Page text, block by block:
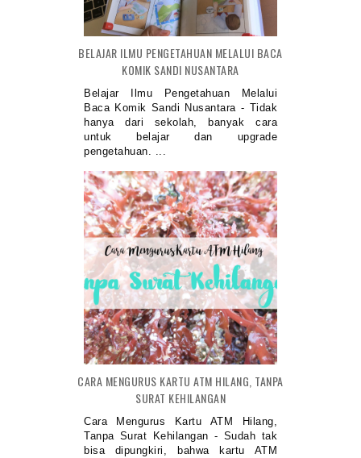
BELAJAR ILMU PENGETAHUAN MELALUI BACA
KOMIK SANDI NUSANTARA
Belajar Ilmu Pengetahuan Melalui
Baca Komik Sandi Nusantara - Tidak
hanya dari sekolah, banyak cara
untuk belajar dan upgrade
pengetahuan. ...
CARA MENGURUS KARTU ATM HILANG, TANPA
SURAT KEHILANGAN
Cara Mengurus Kartu ATM Hilang,
Tanpa Surat Kehilangan - Sudah tak
bisa dipungkiri, bahwa kartu ATM